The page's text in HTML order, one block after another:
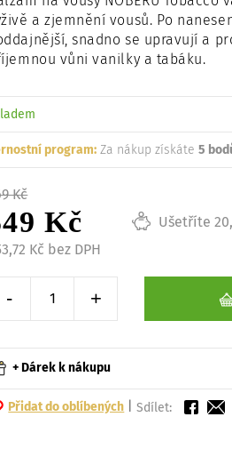
a zjemnění vousů. Po
snadno se upravují a
vůni vanilky a tabáku.
program: Za nákup získáte5
Kč
Kč
Kč bez DPH
Ušetříte
Snížit o 1 kus
-
Zvýšit o 1 kus
+
+ Dárek k nákupu
Přidat do oblíbených |Sdílet: